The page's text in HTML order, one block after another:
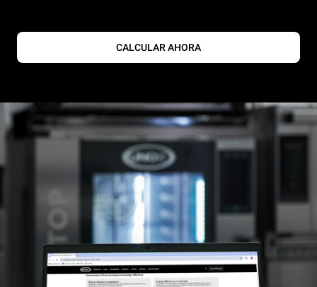
CALCULAR AHORA